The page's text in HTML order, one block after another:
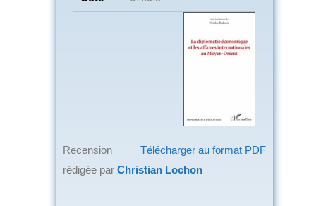
Télécharger au format PDF
Recension
rédigée par Christian Lochon